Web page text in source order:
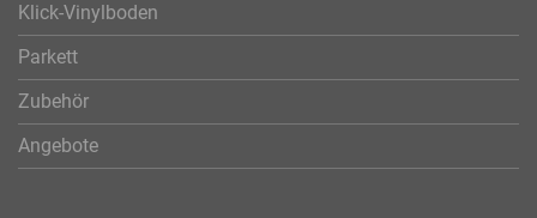
Klick-Vinylboden
Parkett
Zubehör
Angebote